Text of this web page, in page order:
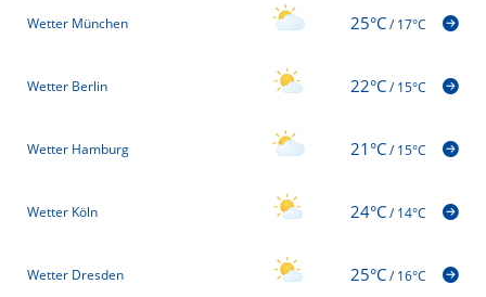
Wetter München 25°C/17°C
Wetter Berlin 22°C/15°C
Wetter Hamburg 21°C/15°C
Wetter Köln 24°C/14°C
Wetter Dresden 25°C/16°C